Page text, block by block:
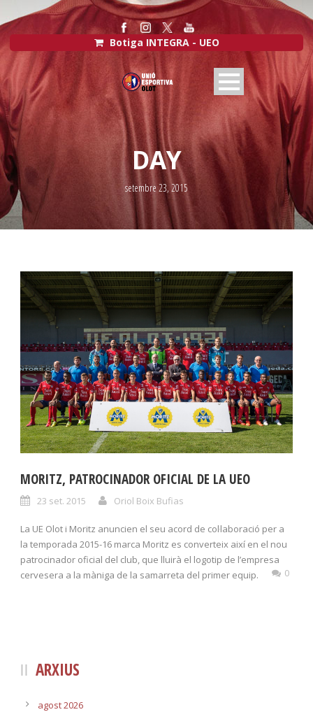
Botiga INTEGRA - UEO
DAY
setembre 23, 2015
MORITZ, PATROCINADOR OFICIAL DE LA UEO
23 set. 2015 Oriol Boix Bufias
La UE Olot i Moritz anuncien el seu acord de col·laboració per a
la temporada 2015-16 marca Moritz es converteix així en el nou
patrocinador oficial del club, que lluirà el logotip de l’empresa
cervesera a la màniga de la samarreta del primer equip.
0
ARXIUS
agost 2026